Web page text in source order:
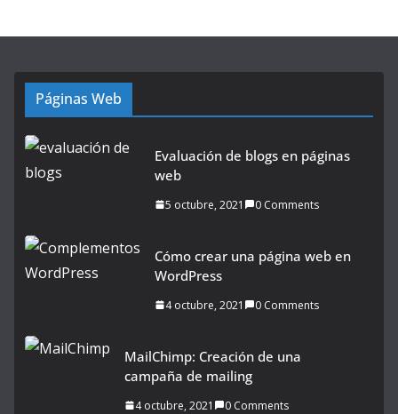
Páginas Web
Evaluación de blogs en páginas
web
5 octubre, 2021 0 Comments
Cómo crear una página web en
WordPress
4 octubre, 2021 0 Comments
MailChimp: Creación de una
campaña de mailing
4 octubre, 2021 0 Comments